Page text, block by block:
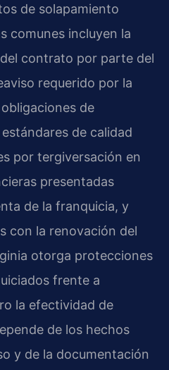
de solapamiento
comunes incluyen la
contrato por parte del
requerido por la
de
de calidad
por tergiversación en
presentadas
de la franquicia, y
con la renovación del
otorga protecciones
frente a
la efectividad de
de los hechos
y de la documentación